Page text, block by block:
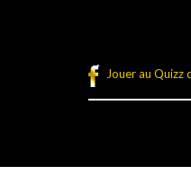
Jouer au Quizz